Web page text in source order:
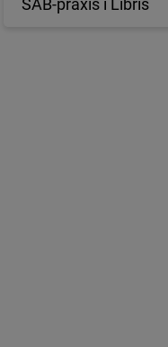
DDK-praxis
Praktiska frågor vid byte till DDK
Dewey på svenska bibliotek
SAB-praxis i Libris